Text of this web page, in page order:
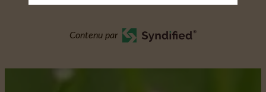
Contenu par